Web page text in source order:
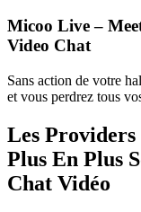
Micoo Live –
Video Chat
Sans action de votre
et vous perdrez tous
Les
Plus En Plus
Chat Vidéo